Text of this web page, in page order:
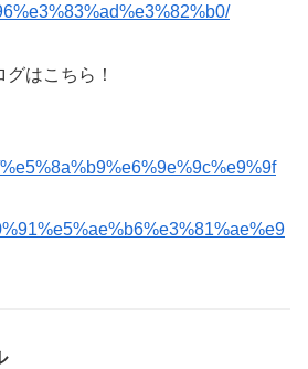
はこちら！